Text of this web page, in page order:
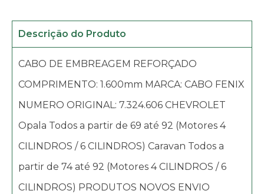
Descrição do Produto
CABO DE EMBREAGEM REFORÇADO
COMPRIMENTO: 1.600mm MARCA: CABO FENIX
NUMERO ORIGINAL: 7.324.606 CHEVROLET
Opala Todos a partir de 69 até 92 (Motores 4
CILINDROS / 6 CILINDROS) Caravan Todos a
partir de 74 até 92 (Motores 4 CILINDROS / 6
CILINDROS) PRODUTOS NOVOS ENVIO